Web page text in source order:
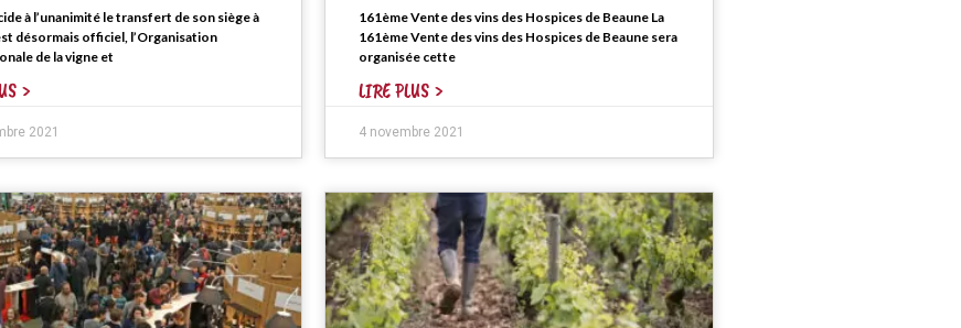
à l’unanimité le transfert de son siège à
désormais officiel, l’Organisation
de la vigne et
>
2021
161ème Vente des vins des Hospices de Beaune La
161ème Vente des vins des Hospices de Beaune sera
organisée cette
LIRE PLUS >
4 novembre 2021